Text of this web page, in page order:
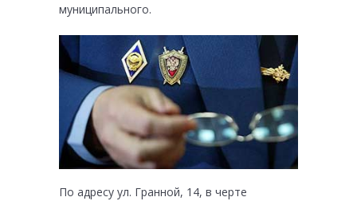
муниципального.
По адресу ул. Гранной, 14, в черте